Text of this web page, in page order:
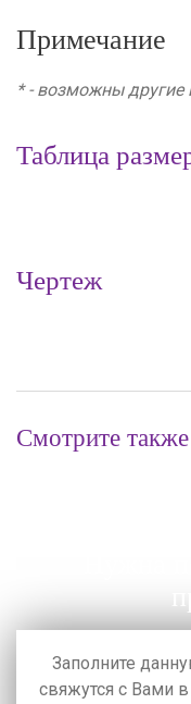
Примечание
* - возможны другие
Таблица
Чертеж
Смотрите также
Заполните
свяжутся с Вами